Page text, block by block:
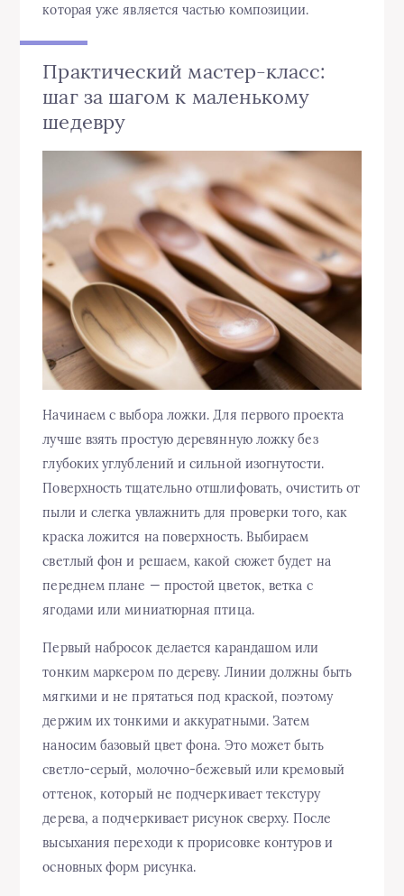
которая уже является частью композиции.
Практический мастер-класс:
шаг за шагом к маленькому
шедевру
Начинаем с выбора ложки. Для первого проекта
лучше взять простую деревянную ложку без
глубоких углублений и сильной изогнутости.
Поверхность тщательно отшлифовать, очистить от
пыли и слегка увлажнить для проверки того, как
краска ложится на поверхность. Выбираем
светлый фон и решаем, какой сюжет будет на
переднем плане — простой цветок, ветка с
ягодами или миниатюрная птица.
Первый набросок делается карандашом или
тонким маркером по дереву. Линии должны быть
мягкими и не прятаться под краской, поэтому
держим их тонкими и аккуратными. Затем
наносим базовый цвет фона. Это может быть
светло-серый, молочно-бежевый или кремовый
оттенок, который не подчеркивает текстуру
дерева, а подчеркивает рисунок сверху. После
высыхания переходи к прорисовке контуров и
основных форм рисунка.